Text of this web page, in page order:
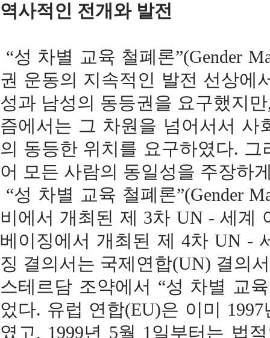
역사적인 전개와 발전
“성 차별 교육 철폐론”(Gender
권 운동의 지속적인 발전 선상에
성과 남성의 동등권을 요구했지
즘에서는 그 차원을 넘어서서 사
의 동등한 위치를 요구하였다.
어 모든 사람의 동일성을 주장하
“성 차별 교육 철폐론”(Gender
비에서 개최된 제 3차 UN - 세계
베이징에서 개최된 제 4차 UN -
징 결의서는 국제연합(UN) 결의
스테르담 조약에서 “성 차별 교
었다. 유럽 연합(EU)은 이미
였고, 1999년 5월 1일부터는 법